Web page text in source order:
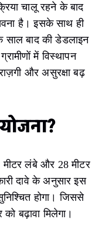
चालू रहने के बाद
है। इसके साथ ही
साल बाद की डेडलाइन
में विस्थापन
और असुरक्षा बढ़
मीटर लंबे और 28 मीटर
दावे के अनुसार इस
होगा। जिससे
को बढ़ावा मिलेगा।